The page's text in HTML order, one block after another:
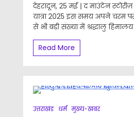
देहरादून, 25 मई | द माउंटेन स्टोरीज़
यात्रा 2025 इस समय अपने चरम
से भी बड़ी संख्या में श्रद्धालु
Read More
उत्तराखंड धर्म मुख्य-खबर